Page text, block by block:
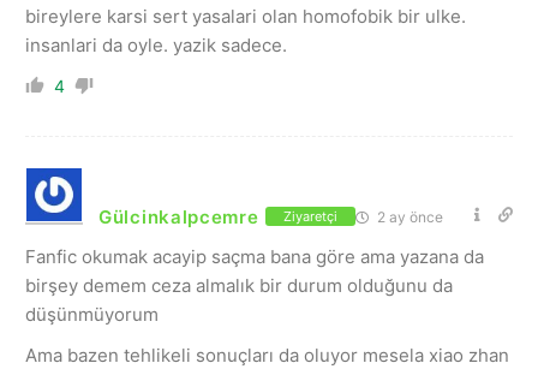
bireylere karsi sert yasalari olan homofobik bir ulke.
insanlari da oyle. yazik sadece.
4
Gülcinkalpcemre Ziyaretçi 2 ay önce
Fanfic okumak acayip saçma bana göre ama yazana da
birşey demem ceza almalık bir durum olduğunu da
düşünmüyorum
Ama bazen tehlikeli sonuçları da oluyor mesela xiao zhan